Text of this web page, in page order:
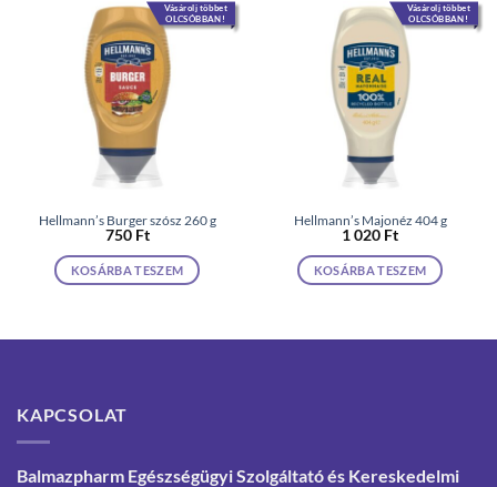
Vásárolj többet
OLCSÓBBAN!
Hellmann’s Burger szósz 260 g
750 Ft
KOSÁRBA TESZEM
Vásárolj többet
OLCSÓBBAN!
Hellmann’s Majonéz 404 g
1 020 Ft
KOSÁRBA TESZEM
KAPCSOLAT
Balmazpharm Egészségügyi Szolgáltató és Kereskedelmi